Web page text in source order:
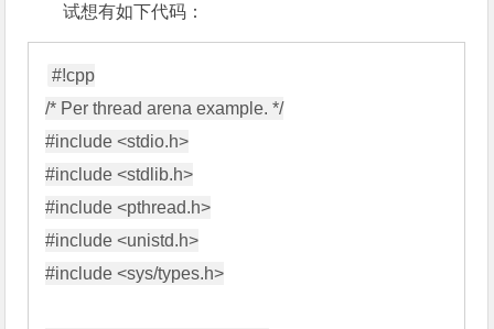
试想有如下代码：
#!cpp
/* Per thread arena example. */
#include <stdio.h>
#include <stdlib.h>
#include <pthread.h>
#include <unistd.h>
#include <sys/types.h>